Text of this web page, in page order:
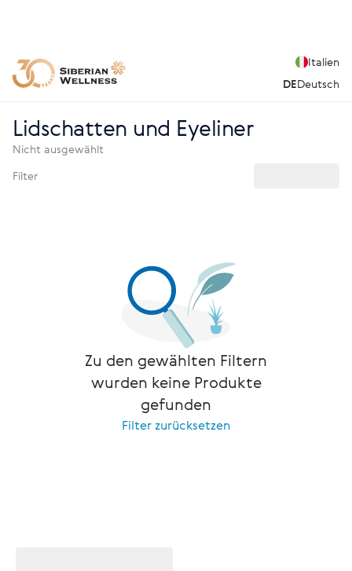
Italien
DEDeutsch
Lidschatten und Eyeliner
Nicht ausgewählt
Filter
Zu den gewählten Filtern
wurden keine Produkte
gefunden
Filter zurücksetzen